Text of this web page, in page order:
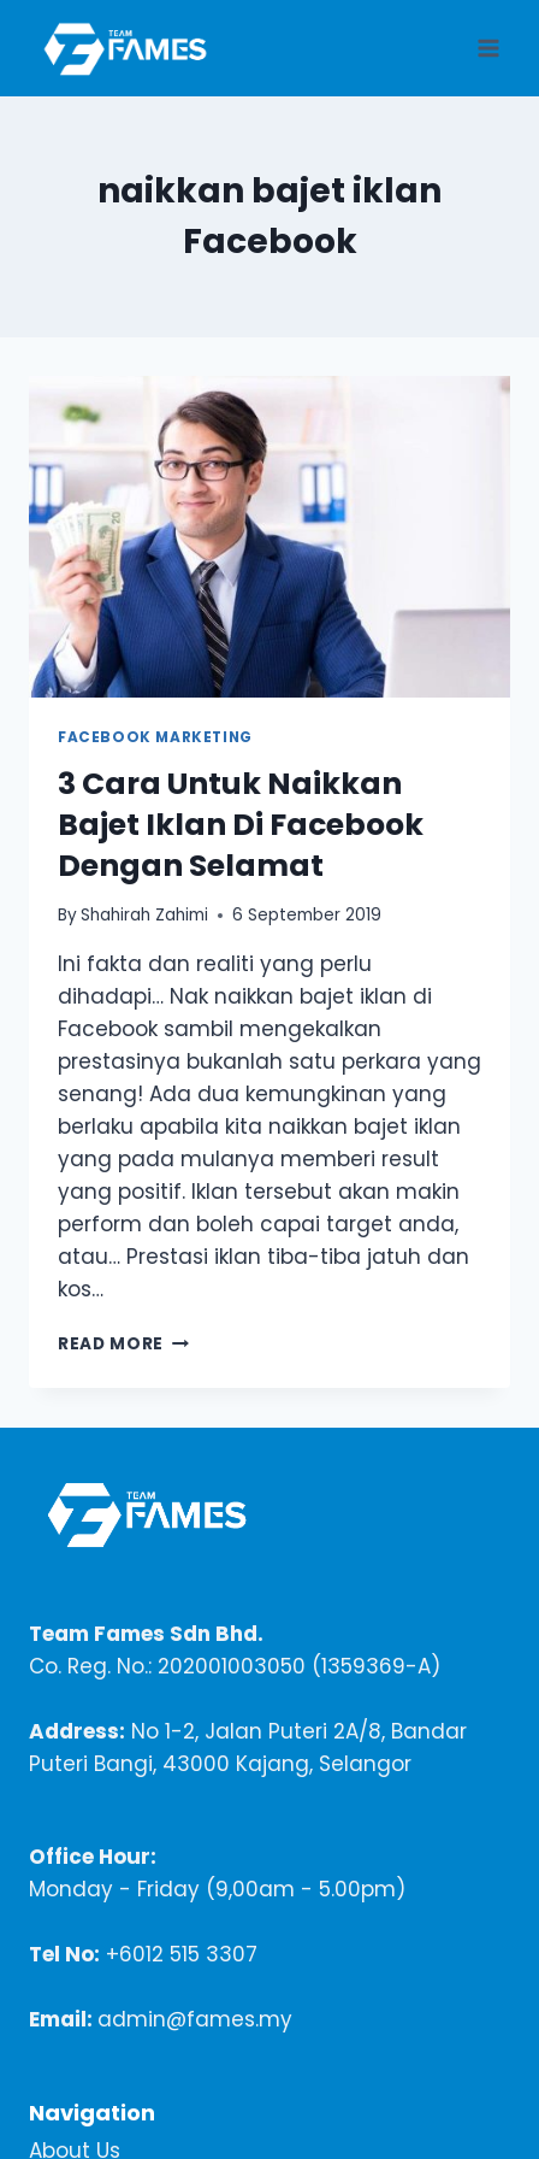
content
naikkan bajet iklan
Facebook
FACEBOOK MARKETING
3 Cara Untuk Naikkan
Bajet Iklan Di Facebook
Dengan Selamat
ByShahirah Zahimi 6 September 2019
Ini fakta dan realiti yang perlu
dihadapi… Nak naikkan bajet iklan di
Facebook sambil mengekalkan
prestasinya bukanlah satu perkara yang
senang! Ada dua kemungkinan yang
berlaku apabila kita naikkan bajet iklan
yang pada mulanya memberi result
yang positif. Iklan tersebut akan makin
perform dan boleh capai target anda,
atau… Prestasi iklan tiba-tiba jatuh dan
kos…
READ MORE 3
FACEBOOK
Team Fames Sdn Bhd.
Co. Reg. No.: 202001003050 (1359369-A)
Address: No 1-2, Jalan Puteri 2A/8, Bandar
Puteri Bangi, 43000 Kajang, Selangor
Office Hour:
Monday - Friday (9,00am - 5.00pm)
Tel No: +6012 515 3307
Email: admin@fames.my
Navigation
About Us